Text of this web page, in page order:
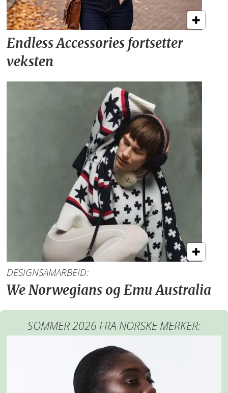
Endless Accessories fortsetter
veksten
DESIGNSAMARBEID:
We Norwegians og Emu Australia
SOMMER 2026 FRA NORSKE MERKER: